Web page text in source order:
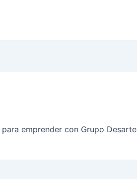
emprender con Grupo Desarte